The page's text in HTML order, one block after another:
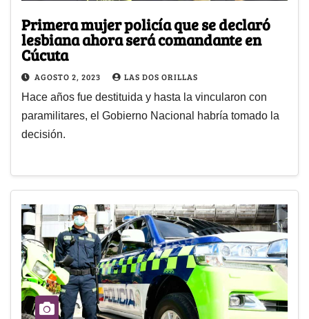
Primera mujer policía que se declaró
lesbiana ahora será comandante en
Cúcuta
AGOSTO 2, 2023 LAS DOS ORILLAS
Hace años fue destituida y hasta la vincularon con
paramilitares, el Gobierno Nacional habría tomado la
decisión.